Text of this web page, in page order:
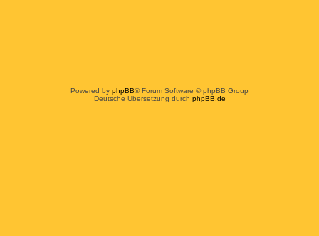
Powered by phpBB® Forum Software © phpBB Group
Deutsche Übersetzung durch phpBB.de